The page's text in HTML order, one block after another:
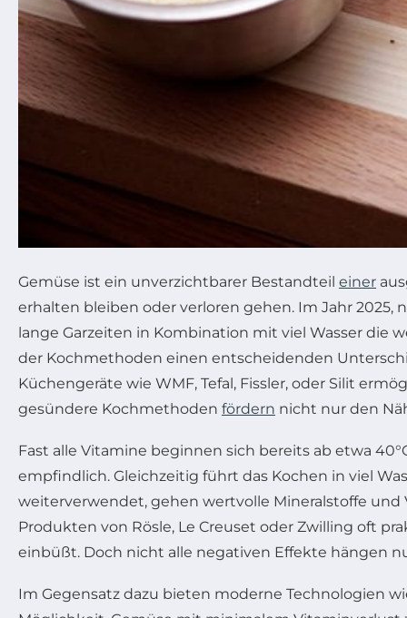
Gemüse ist ein unverzichtbarer Bestandteil einer
erhalten bleiben oder verloren gehen. Im Jahr
lange Garzeiten in Kombination mit viel Wasser die
der Kochmethoden einen entscheidenden
Küchengeräte wie WMF, Tefal, Fissler, oder Silit
gesündere Kochmethoden fördern nicht nur den
Fast alle Vitamine beginnen sich bereits ab etwa
empfindlich. Gleichzeitig führt das Kochen in viel
weiterverwendet, gehen wertvolle Mineralstoffe und
Produkten von Rösle, Le Creuset oder Zwilling oft
einbüßt. Doch nicht alle negativen Effekte hängen
Im Gegensatz dazu bieten moderne Technologien